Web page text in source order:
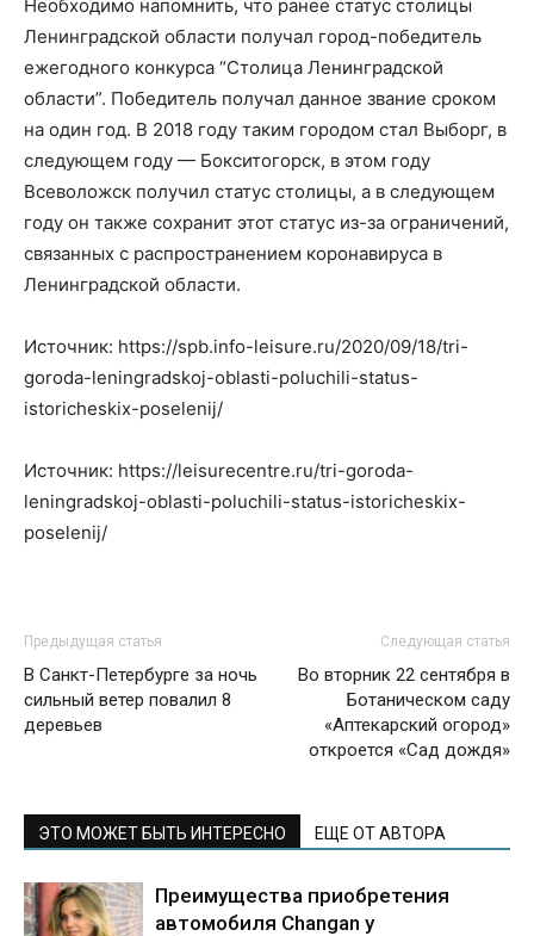
Необходимо напомнить, что ранее статус столицы
Ленинградской области получал город-победитель
ежегодного конкурса “Столица Ленинградской
области”. Победитель получал данное звание сроком
на один год. В 2018 году таким городом стал Выборг, в
следующем году — Бокситогорск, в этом году
Всеволожск получил статус столицы, а в следующем
году он также сохранит этот статус из-за ограничений,
связанных с распространением коронавируса в
Ленинградской области.
Источник: https://spb.info-leisure.ru/2020/09/18/tri-
goroda-leningradskoj-oblasti-poluchili-status-
istoricheskix-poselenij/
Источник: https://leisurecentre.ru/tri-goroda-
leningradskoj-oblasti-poluchili-status-istoricheskix-
poselenij/
Предыдущая статья
В Санкт-Петербурге за ночь
сильный ветер повалил 8
деревьев
Следующая статья
Во вторник 22 сентября в
Ботаническом саду
«Аптекарский огород»
откроется «Сад дождя»
ЭТО МОЖЕТ БЫТЬ ИНТЕРЕСНО ЕЩЕ ОТ АВТОРА
Преимущества приобретения
автомобиля Changan у